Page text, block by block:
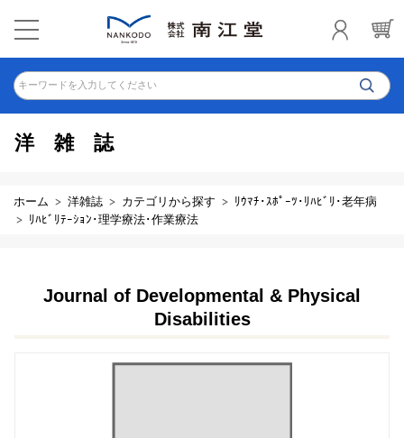
キーワードを入力してください
洋雑誌
ホーム 洋雑誌 カテゴリから探す
ﾘｳﾏﾁ･ｽﾎﾟｰﾂ･ﾘﾊﾋﾞﾘ･老年病
ﾘﾊﾋﾞﾘﾃｰｼｮﾝ･理学療法･作業療法
Journal of Developmental & Physical
Disabilities